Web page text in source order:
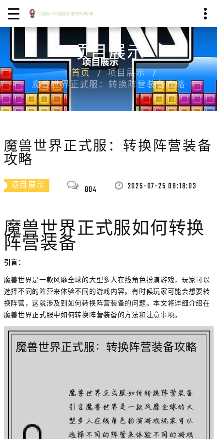
项目展示
首页
项目展示
魔兽世界正式服：转换阵营装备攻略
魔兽世界正式服：转换阵营装备
攻略
项目展示 804 2025-07-25 08:18:03
魔兽世界正式服如何转换
阵营装备
引言：
魔兽世界是一款风靡全球的大型多人在线角色扮演游戏，玩家可以
选择不同的阵营来体验不同的游戏内容。有时候玩家可能会想要转
换阵营，这就涉及到如何转换阵营装备的问题。本文将详细介绍在
魔兽世界正式服中如何转换阵营装备的方法和注意事项。